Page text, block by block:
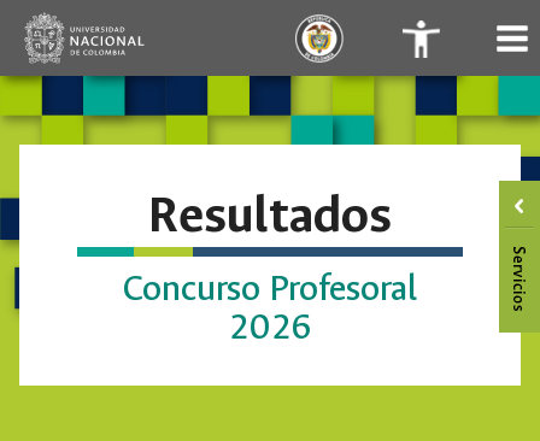
Saltar
contenido
. .
Resultados
Concurso Profesoral
2026